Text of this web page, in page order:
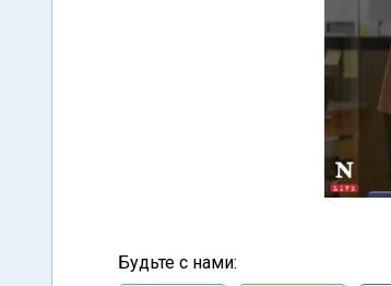
Будьте с нами: